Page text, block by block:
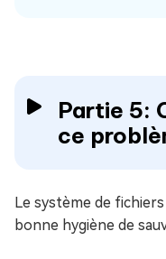
Partie 5:
ce
Le système de
bonne hygiène de